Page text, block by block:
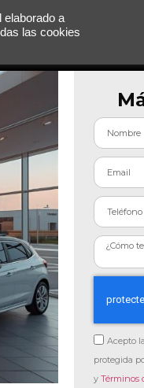
Acepto
protegida
y Términos
elaborado a
las cookies